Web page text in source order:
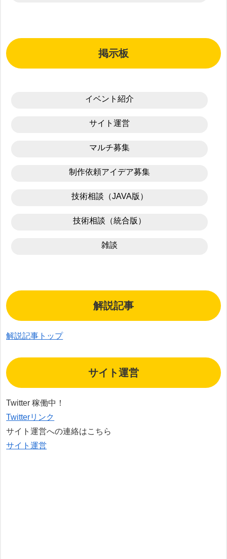
掲示板
イベント紹介
サイト運営
マルチ募集
制作依頼アイデア募集
技術相談（JAVA版）
技術相談（統合版）
雑談
解説記事
解説記事トップ
サイト運営
Twitter 稼働中！
Twitterリンク
サイト運営への連絡はこちら
サイト運営